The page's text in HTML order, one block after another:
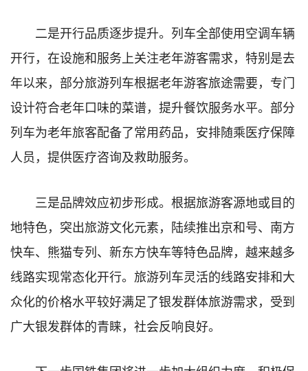
二是开行品质逐步提升。列车全部使用空调车辆
开行，在设施和服务上关注老年游客需求，特别是去
年以来，部分旅游列车根据老年游客旅途需要，专门
设计符合老年口味的菜谱，提升餐饮服务水平。部分
列车为老年旅客配备了常用药品，安排随乘医疗保障
人员，提供医疗咨询及救助服务。
三是品牌效应初步形成。根据旅游客源地或目的
地特色，突出旅游文化元素，陆续推出京和号、南方
快车、熊猫专列、新东方快车等特色品牌，越来越多
线路实现常态化开行。旅游列车灵活的线路安排和大
众化的价格水平较好满足了银发群体旅游需求，受到
广大银发群体的青睐，社会反响良好。